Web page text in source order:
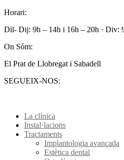
Horari:
Dil- Dij: 9h – 14h i 16h – 20h · Div:
On Sóm:
El Prat de Llobregat i Sabadell
SEGUEIX-NOS:
La clínica
Instal·lacions
Tractaments
Implantologia avançada
Estètica dental